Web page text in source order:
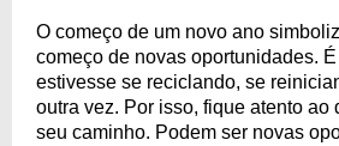
O começo de um novo ano
começo de novas oportunidades.
estivesse se reciclando, se
outra vez. Por isso, fique atento ao
seu caminho. Podem ser novas